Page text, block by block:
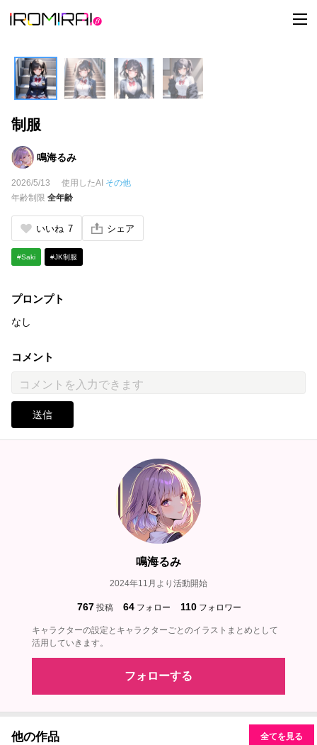
t
o
制服
鳴海るみ
2026/5/13 使用したAI その他
年齢制限 全年齢
いいね 7 シェア
#Saki #JK制服
プロンプト
なし
コメント
送信
鳴海るみ
2024年11月より活動開始
767 投稿 64 フォロー 110 フォロワー
キャラクターの設定とキャラクターごとのイラストまとめとして
活用していきます。
フォローする
他の作品 全てを見る